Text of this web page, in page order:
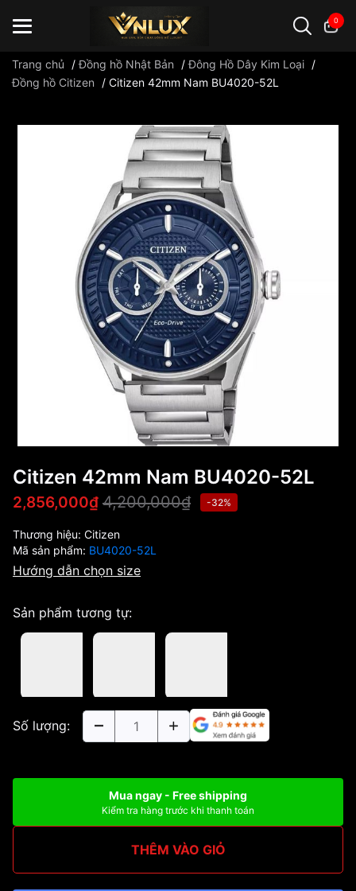
0
Trang chủ /Đồng hồ Nhật Bản /Đông Hồ Dây Kim Loại /
Đồng hồ Citizen
/ Citizen 42mm Nam BU4020-52L
Citizen 42mm Nam BU4020-52L
2,856,000₫ 4,200,000₫ -32%
Thương hiệu: Citizen
Mã sản phẩm: BU4020-52L
Hướng dẫn chọn size
Sản phẩm tương tự:
Số lượng:
Mua ngay - Free shipping
Kiểm tra hàng trước khi thanh toán
THÊM VÀO GIỎ